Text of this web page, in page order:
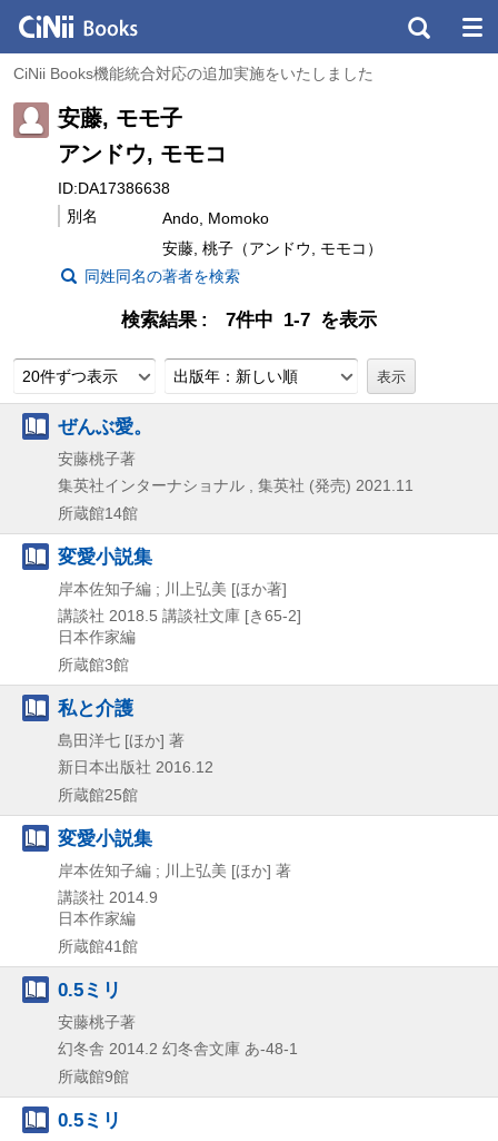
CiNii Books機能統合対応の追加実施をいたしました
安藤, モモ子
アンドウ, モモコ
ID:DA17386638
別名
Ando, Momoko
安藤, 桃子（アンドウ, モモコ）
同姓同名の著者を検索
検索結果 7件中 1-7 を表示
20件ずつ表示 出版年：新しい順
ぜんぶ愛。
安藤桃子著
集英社インターナショナル , 集英社 (発売) 2021.11
所蔵館14館
変愛小説集
岸本佐知子編 ; 川上弘美 [ほか著]
講談社 2018.5 講談社文庫 [き65-2]
日本作家編
所蔵館3館
私と介護
島田洋七 [ほか] 著
新日本出版社 2016.12
所蔵館25館
変愛小説集
岸本佐知子編 ; 川上弘美 [ほか] 著
講談社 2014.9
日本作家編
所蔵館41館
0.5ミリ
安藤桃子著
幻冬舎 2014.2 幻冬舎文庫 あ-48-1
所蔵館9館
0.5ミリ